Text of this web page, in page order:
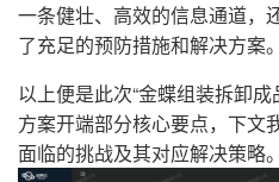
一条健壮、高效的信息通道，
了充足的预防措施和解决方案。
以上便是此次“金蝶组装拆卸
方案开端部分核心要点，下文
面临的挑战及其对应解决策略。